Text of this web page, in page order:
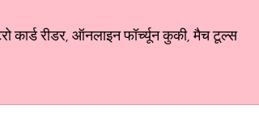
रीडर, ऑनलाइन फॉर्च्यून कुकी, मैच टूल्स